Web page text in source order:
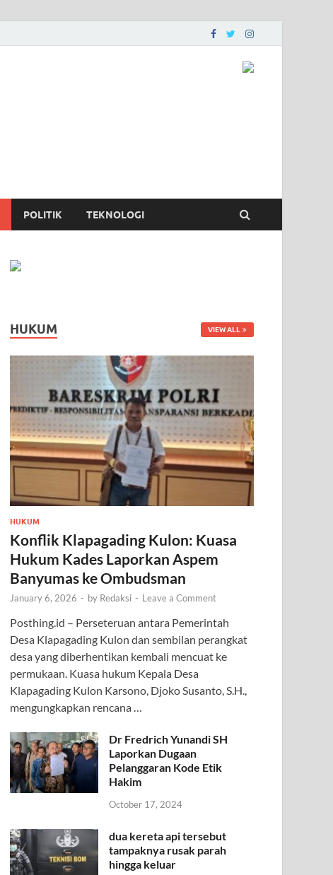
POLITIK TEKNOLOGI
HUKUM VIEW ALL
HUKUM
Konflik Klapagading Kulon: Kuasa
Hukum Kades Laporkan Aspem
Banyumas ke Ombudsman
January 6, 2026 - by Redaksi - Leave a Comment
Posthing.id – Perseteruan antara Pemerintah
Desa Klapagading Kulon dan sembilan perangkat
desa yang diberhentikan kembali mencuat ke
permukaan. Kuasa hukum Kepala Desa
Klapagading Kulon Karsono, Djoko Susanto, S.H.,
mengungkapkan rencana …
Dr Fredrich Yunandi SH
Laporkan Dugaan
Pelanggaran Kode Etik
Hakim
October 17, 2024
dua kereta api tersebut
tampaknya rusak parah
hingga keluar